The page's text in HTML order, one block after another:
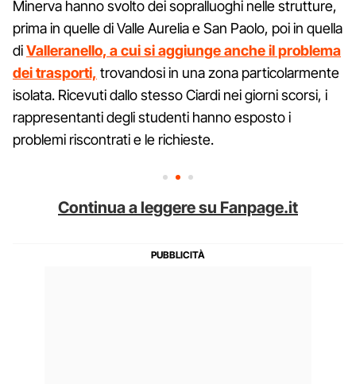
Minerva hanno svolto dei sopralluoghi nelle strutture,
prima in quelle di Valle Aurelia e San Paolo, poi in quella
diValleranello, a cui si aggiunge anche il problema
dei trasporti, trovandosi in una zona particolarmente
isolata. Ricevuti dallo stesso Ciardi nei giorni scorsi, i
rappresentanti degli studenti hanno esposto i
problemi riscontrati e le richieste.
Continua a leggere su Fanpage.it